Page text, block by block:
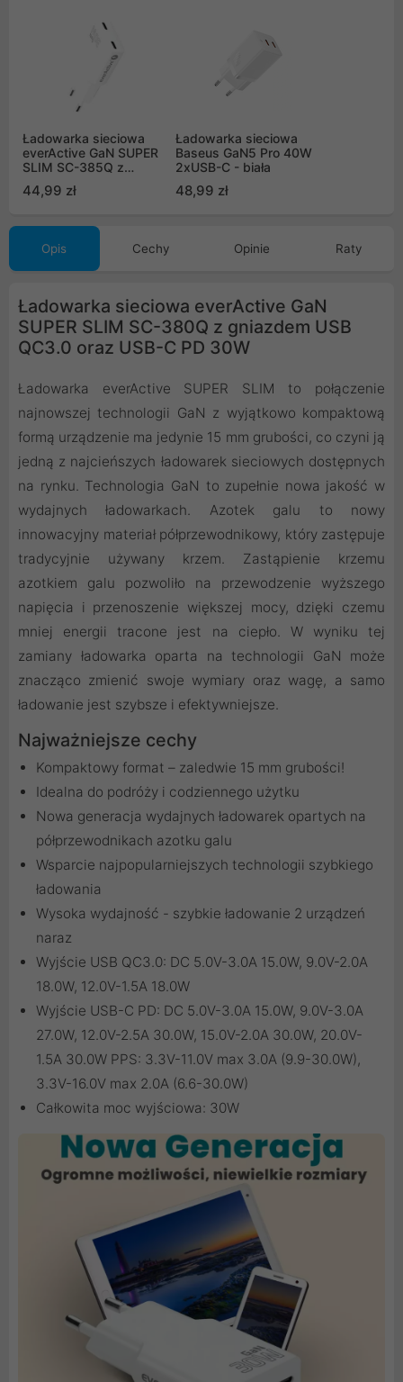
Ładowarka sieciowa
everActive GaN SUPER
SLIM SC-385Q z
dwoma gniazdami USB-
C PD 30W
44,99 zł
Ładowarka sieciowa
Baseus GaN5 Pro 40W
2xUSB-C - biała
48,99 zł
Opis Cechy Opinie Raty
Ładowarka sieciowa everActive GaN
SUPER SLIM SC-380Q z gniazdem USB
QC3.0 oraz USB-C PD 30W
Ładowarka everActive SUPER SLIM to połączenie
najnowszej technologii GaN z wyjątkowo kompaktową
formą urządzenie ma jedynie 15 mm grubości, co czyni ją
jedną z najcieńszych ładowarek sieciowych dostępnych
na rynku. Technologia GaN to zupełnie nowa jakość w
wydajnych ładowarkach. Azotek galu to nowy
innowacyjny materiał półprzewodnikowy, który zastępuje
tradycyjnie używany krzem. Zastąpienie krzemu
azotkiem galu pozwoliło na przewodzenie wyższego
napięcia i przenoszenie większej mocy, dzięki czemu
mniej energii tracone jest na ciepło. W wyniku tej
zamiany ładowarka oparta na technologii GaN może
znacząco zmienić swoje wymiary oraz wagę, a samo
ładowanie jest szybsze i efektywniejsze.
Najważniejsze cechy
Kompaktowy format – zaledwie 15 mm grubości!
Idealna do podróży i codziennego użytku
Nowa generacja wydajnych ładowarek opartych na
półprzewodnikach azotku galu
Wsparcie najpopularniejszych technologii szybkiego
ładowania
Wysoka wydajność - szybkie ładowanie 2 urządzeń
naraz
Wyjście USB QC3.0: DC 5.0V-3.0A 15.0W, 9.0V-2.0A
18.0W, 12.0V-1.5A 18.0W
Wyjście USB-C PD: DC 5.0V-3.0A 15.0W, 9.0V-3.0A
27.0W, 12.0V-2.5A 30.0W, 15.0V-2.0A 30.0W, 20.0V-
1.5A 30.0W PPS: 3.3V-11.0V max 3.0A (9.9-30.0W),
3.3V-16.0V max 2.0A (6.6-30.0W)
Całkowita moc wyjściowa: 30W